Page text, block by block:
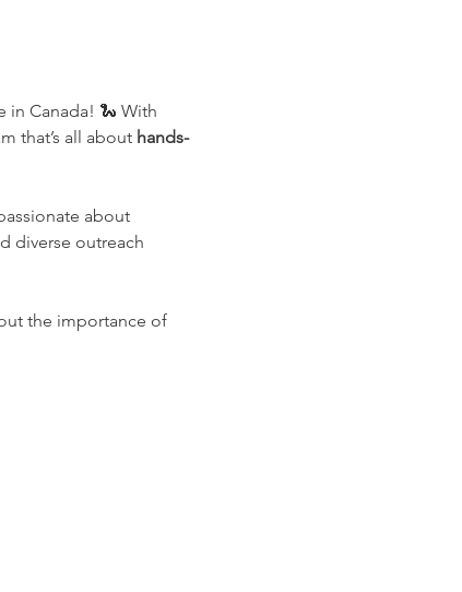
in Canada! 🐍 With
that’s all about hands-
about
diverse outreach
the importance of